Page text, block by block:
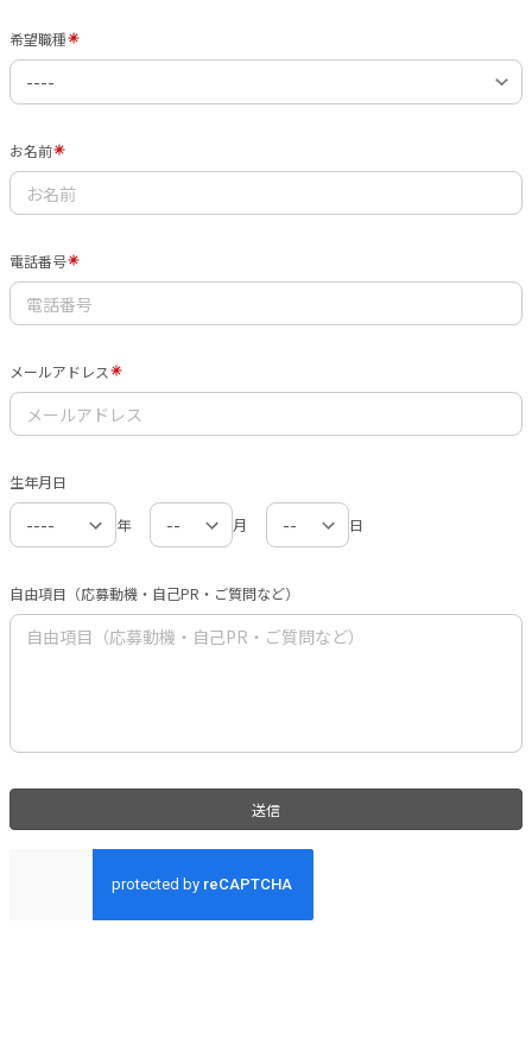
希望職種
お名前
電話番号
メールアドレス
生年月日
年 月 日
自由項目（応募動機・自己PR・ご質問など）
送信